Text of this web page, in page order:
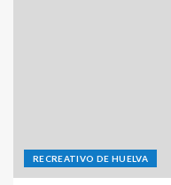
RECREATIVO DE HUELVA